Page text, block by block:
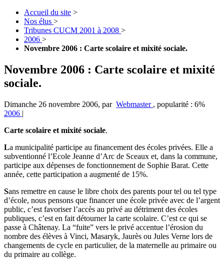
Accueil du site >
Nos élus >
Tribunes CUCM 2001 à 2008 >
2006 >
Novembre 2006 : Carte scolaire et mixité sociale.
Novembre 2006 : Carte scolaire et mixité
sociale.
Dimanche 26 novembre 2006, par Webmaster , popularité : 6%
2006 |
Carte scolaire et mixité sociale.
La municipalité participe au financement des écoles privées. Elle a
subventionné l’Ecole Jeanne d’Arc de Sceaux et, dans la commune,
participe aux dépenses de fonctionnement de Sophie Barat. Cette
année, cette participation a augmenté de 15%.
Sans remettre en cause le libre choix des parents pour tel ou tel type
d’école, nous pensons que financer une école privée avec de l’argent
public, c’est favoriser l’accès au privé au détriment des écoles
publiques, c’est en fait détourner la carte scolaire. C’est ce qui se
passe à Châtenay. La “fuite” vers le privé accentue l’érosion du
nombre des élèves à Vinci, Masaryk, Jaurès ou Jules Verne lors de
changements de cycle en particulier, de la maternelle au primaire ou
du primaire au collège.